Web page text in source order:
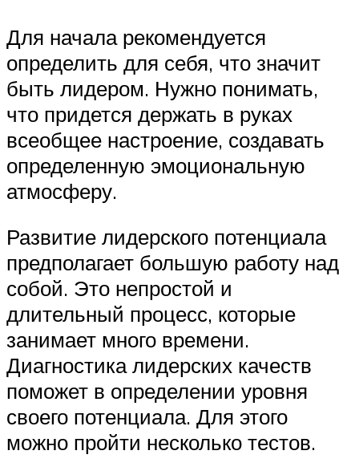
Для начала рекомендуется
определить для себя, что значит
быть лидером. Нужно понимать,
что придется держать в руках
всеобщее настроение, создавать
определенную эмоциональную
атмосферу.
Развитие лидерского потенциала
предполагает большую работу над
собой. Это непростой и
длительный процесс, которые
занимает много времени.
Диагностика лидерских качеств
поможет в определении уровня
своего потенциала. Для этого
можно пройти несколько тестов.